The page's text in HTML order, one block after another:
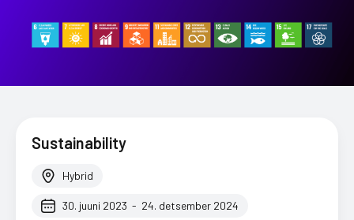
Sustainability
Hybrid
30. juuni 2023 - 24. detsember 2024